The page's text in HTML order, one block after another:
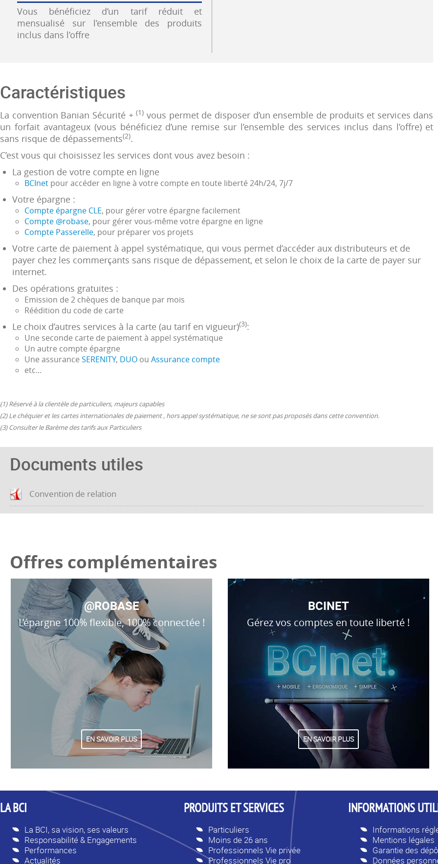
Vous bénéficiez d’un tarif réduit et
mensualisé sur l’ensemble des produits
inclus dans l’offre
Caractéristiques
La convention Banian Sécurité +(1) vous permet de disposer d’un ensemble de produits et services dans
un forfait avantageux (vous bénéficiez d’une remise sur l’ensemble des services inclus dans l’offre) et
sans risque de dépassements(2).
C’est vous qui choisissez les services dont vous avez besoin :
La gestion de votre compte en ligne
BCInet pour accéder en ligne à votre compte en toute liberté 24h/24, 7j/7
Votre épargne :
Compte épargne CLE, pour gérer votre épargne facilement
Compte @robase, pour gérer vous-même votre épargne en ligne
Compte Passerelle, pour préparer vos projets
Votre carte de paiement à appel systématique, qui vous permet d’accéder aux distributeurs et de
payer chez les commerçants sans risque de dépassement, et selon le choix de la carte de payer sur
internet.
Des opérations gratuites :
Emission de 2 chèques de banque par mois
Réédition du code de carte
Le choix d’autres services à la carte (au tarif en vigueur)(3):
Une seconde carte de paiement à appel systématique
Un autre compte épargne
Une assurance SERENITY, DUO ou Assurance compte
etc...
(1) Réservé à la clientèle de particuliers, majeurs capables
(2) Le chéquier et les cartes internationales de paiement , hors appel systématique, ne se sont pas proposés dans cette convention.
(3) Consulter le Barème des tarifs aux Particuliers
Documents utiles
Convention de relation
Offres complémentaires
@ROBASE
L’épargne 100% flexible, 100% connectée !
EN SAVOIR PLUS
BCINET
Gérez vos comptes en toute liberté !
EN SAVOIR PLUS
LA BCI
La BCI, sa vision, ses valeurs
Responsabilité & Engagements
Performances
Actualités
PRODUITS ET SERVICES
Particuliers
Moins de 26 ans
Professionnels Vie privée
Professionnels Vie pro
INFORMATIONS
Informations
Mentions légales
Garantie des
Données